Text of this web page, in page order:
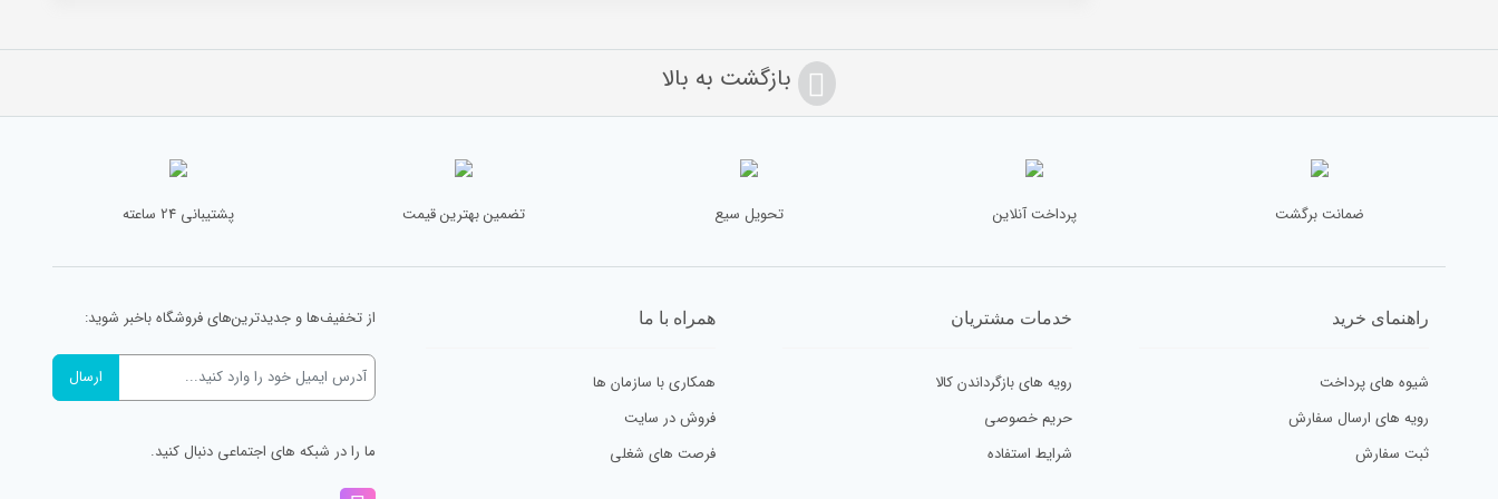
بازگشت به بالا
ضمانت برگشت پرداخت آنلاین تحویل سیع تضمین بهترین قیمت پشتیبانی 24 ساعته
راهنمای خرید
شیوه های پرداخت
رویه های ارسال سفارش
ثبت سفارش
خدمات مشتریان
رویه های بازگرداندن کالا
حریم خصوصی
شرایط استفاده
همراه با ما
همکاری با سازمان ها
فروش در سایت
فرصت های شغلی
از تخفیف‌ها و جدیدترین‌های فروشگاه باخبر شوید:
ما را در شبکه های اجتماعی دنبال کنید.